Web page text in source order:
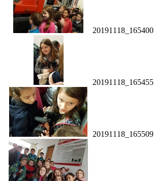
20191118_165400
20191118_165455
20191118_165509